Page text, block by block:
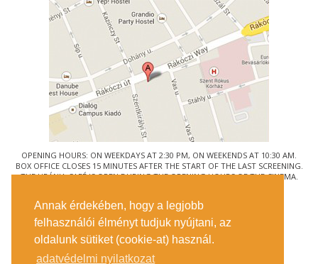
Annak érdekében, hogy a legjobb
felhasználói élményt tudjuk nyújtani, az
oldalunk sütiket (cookie-at) használ.
adatvédelmi nyilatkozat
OPENING HOURS: ON WEEKDAYS AT 2:30 PM, ON WEEKENDS AT 10:30 AM.
BOX OFFICE CLOSES 15 MINUTES AFTER THE START OF THE LAST SCREENING.
THE URÁNIA CAFÉ IS OPEN DURING THE OPENING HOURS OF THE CINEMA.
1088 BUDAPEST, RÁKÓCZI ÚT 21.
GETTING HERE
TICKET INFO
CONTACT US